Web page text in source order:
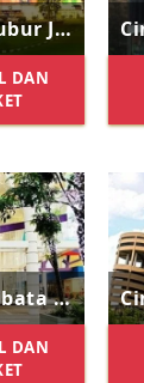
Cinepolis Cibubur Junction
DAN
Cinepolis Kalibata City Square
DAN